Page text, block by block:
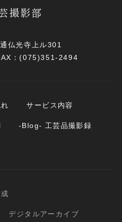
撮影部
仏光寺上ル301
：(075)351-2494
サービス内容
-Blog- 工芸品撮影録
デジタルアーカイブ